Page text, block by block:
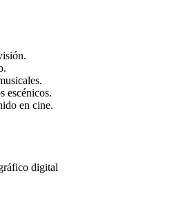
escénicos.
en cine.
digital